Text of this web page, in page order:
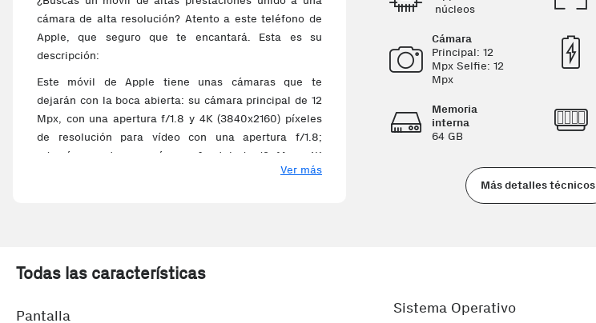
cámara de alta resolución? Atento a este teléfono de
Apple, que seguro que te encantará. Esta es su
descripción:
Este móvil de Apple tiene unas cámaras que te
dejarán con la boca abierta: su cámara principal de 12
Mpx, con una apertura f/1.8 y 4K (3840x2160) píxeles
de resolución para vídeo con una apertura f/1.8;
además cuenta con cámara frontal de 12 Mpx, 4K
(3840x2160) píxeles para vídeo y f/2.2 de apertura
6,5 pulgadas (16.51 cm) para una resolución de
Ver más
núcleos
Cámara
Principal: 12
Mpx Selfie: 12
Mpx
Memoria
interna
64 GB
Más detalles técnicos
Todas las características
Pantalla Sistema Operativo